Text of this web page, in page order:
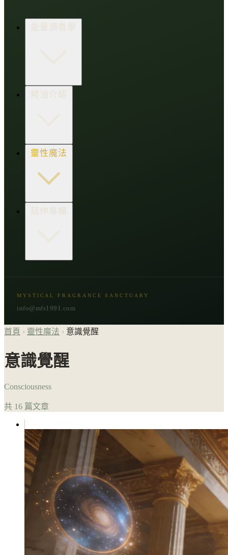
能量調香學
香氛調頻術
生活點子王
精油介紹
木質類
樹脂類
靈性魔法
顯化與吸引力
延伸專欄
古文明與神話
節氣與民俗
MYSTICAL FRAGRANCE SANCTUARY
info@mfs1991.com
首頁 › 靈性魔法 › 意識覺醒
意識覺醒
Consciousness
共 16 篇文章